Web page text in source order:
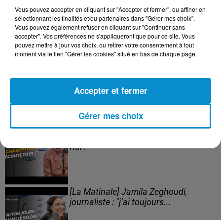
[Happy Beur] Cheb Momo - Ndamt 3lik
[Happy Beur] Cheb Momo, figure
Raï !
[La Matinale] Jamila Zeghoudi,
journaliste : "j’ai toujours...
Vous pouvez accepter en cliquant sur "Accepter et fermer", ou affiner en
sélectionnant les finalités et/ou partenaires dans "Gérer mes choix".
Vous pouvez également refuser en cliquant sur "Continuer sans
accepter". Vos préférences ne s'appliqueront que pour ce site. Vous
pouvez mettre à jour vos choix, ou retirer votre consentement à tout
moment via le lien "Gérer les cookies" situé en bas de chaque page.
Gérer mes choix
Accepter et fermer